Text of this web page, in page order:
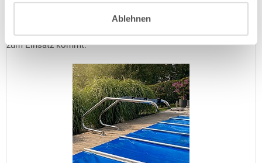
Ablehnen
Befestigungspunkte sich weiter weg vom Beckenrand befinden.
Optional erhältliche Kippgelenke sorgen dafür, dass die Leiter
zum Einsatz kommt.